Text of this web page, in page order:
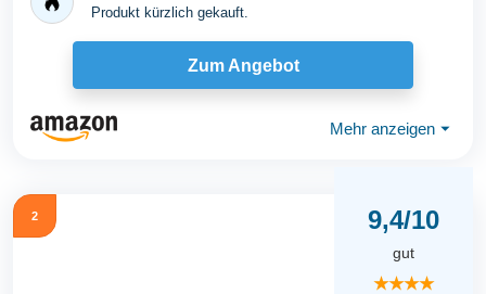
Produkt kürzlich gekauft.
Zum Angebot
Mehr anzeigen ⏷
2 9,4/10
gut
★★★★